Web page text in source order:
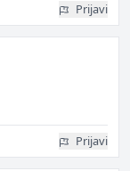
Prijavi
Prijavi